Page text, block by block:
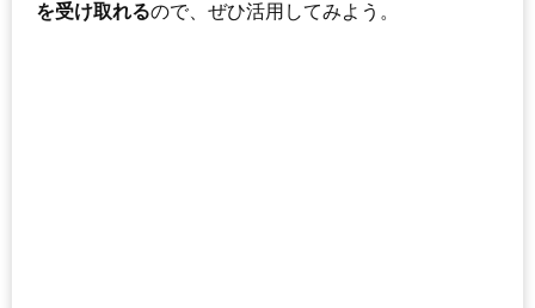
を受け取れるので、ぜひ活用してみよう。